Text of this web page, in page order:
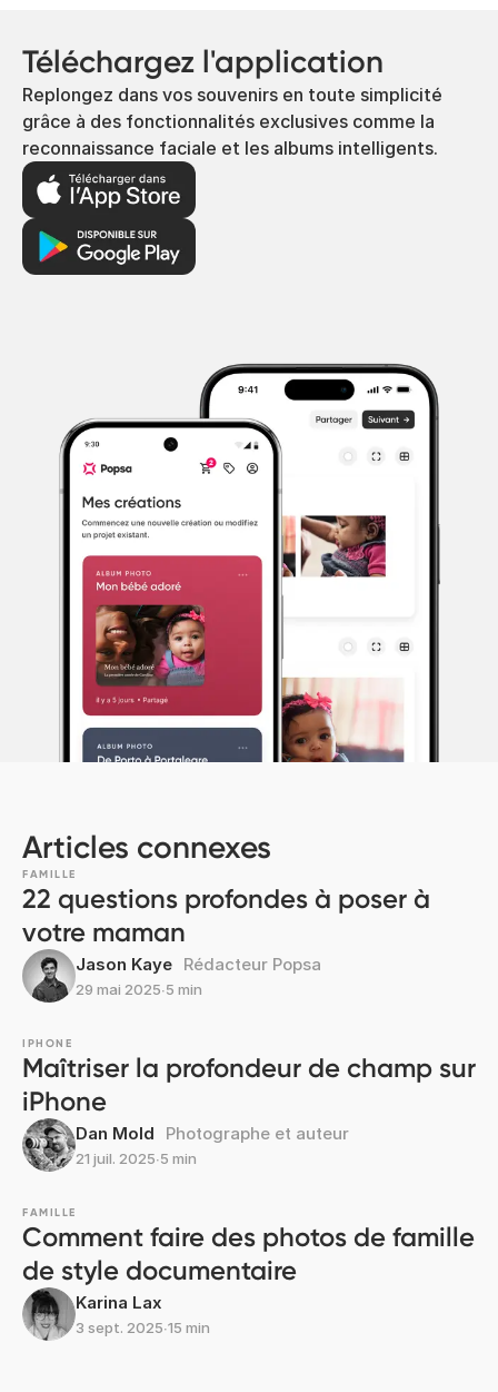
Téléchargez l'application
Replongez dans vos souvenirs en toute simplicité
grâce à des fonctionnalités exclusives comme la
reconnaissance faciale et les albums intelligents.
Articles connexes
FAMILLE
22 questions profondes à poser à
votre maman
Jason Kaye Rédacteur Popsa
29 mai 2025∙5 min
IPHONE
Maîtriser la profondeur de champ sur
iPhone
Dan Mold Photographe et auteur
21 juil. 2025∙5 min
FAMILLE
Comment faire des photos de famille
de style documentaire
Karina Lax
3 sept. 2025∙15 min